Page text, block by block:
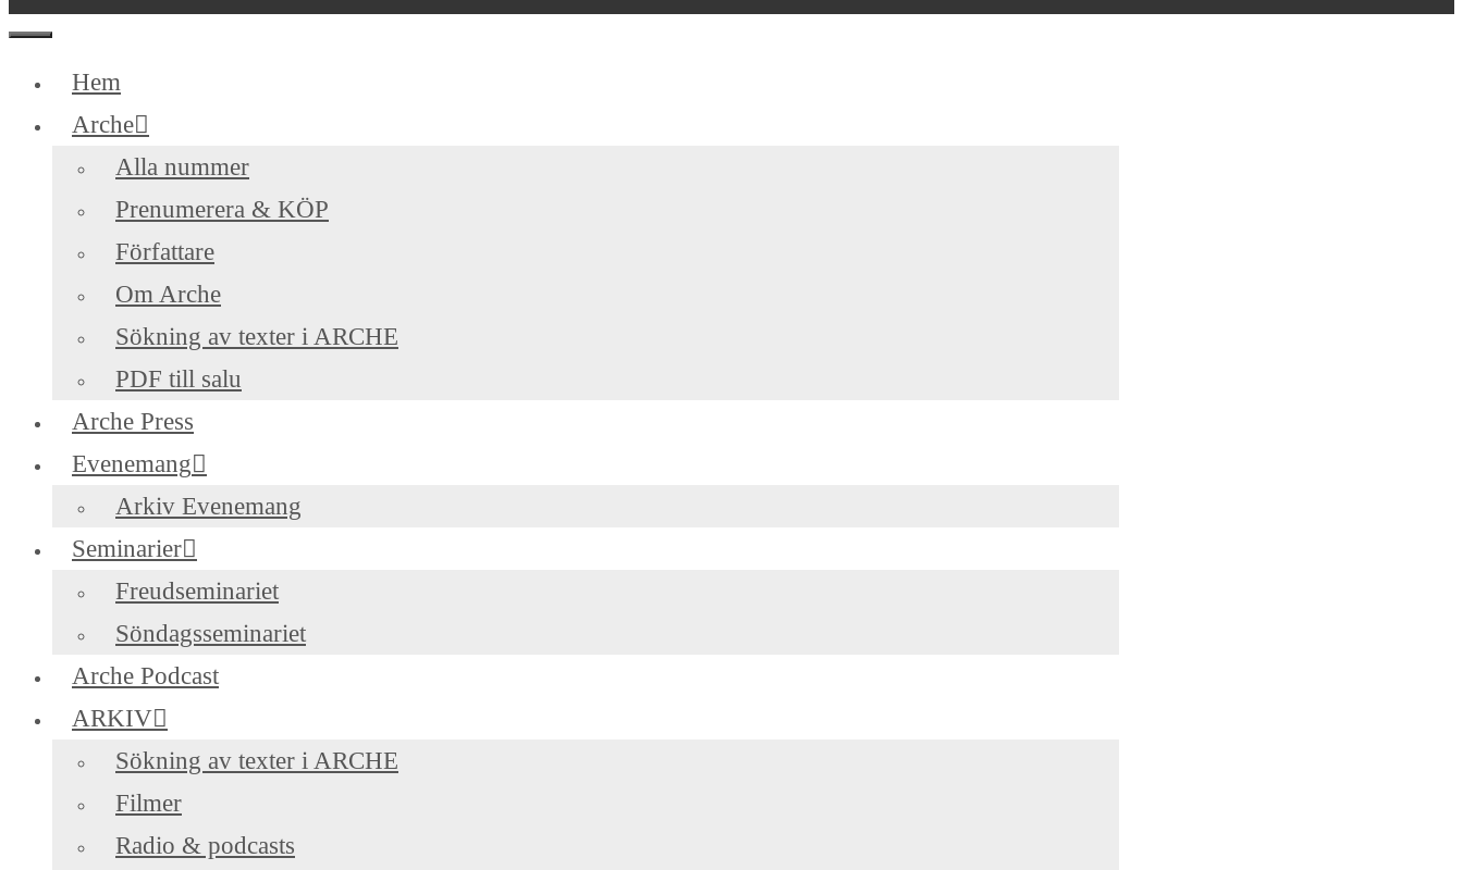
Stäng
Hem
Arche
Alla nummer
Prenumerera & KÖP
Författare
Om Arche
Sökning av texter i ARCHE
PDF till salu
Arche Press
Evenemang
Arkiv Evenemang
Seminarier
Freudseminariet
Söndagsseminariet
Arche Podcast
ARKIV
Sökning av texter i ARCHE
Filmer
Radio & podcasts